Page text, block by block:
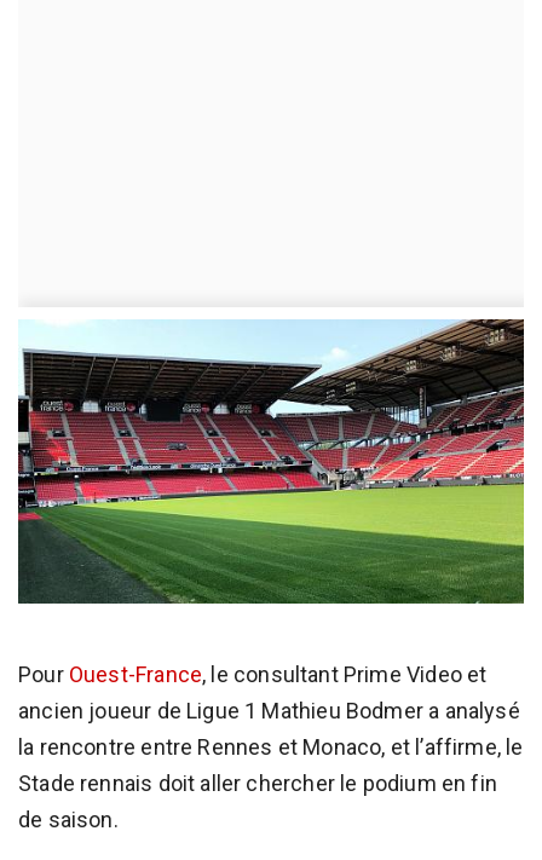
Pour Ouest-France, le consultant Prime Video et
ancien joueur de Ligue 1 Mathieu Bodmer a analysé
la rencontre entre Rennes et Monaco, et l’affirme, le
Stade rennais doit aller chercher le podium en fin
de saison.